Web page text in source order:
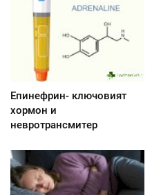
Епинефрин- ключовият
хормон и
невротрансмитер